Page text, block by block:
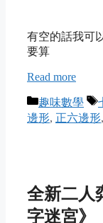
有空的話我可
要算
Read more
Categories
趣味數學
邊形, 正六邊形,
全新二人
字迷宮》